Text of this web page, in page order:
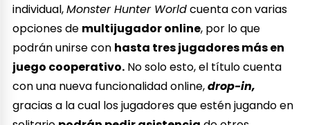
individual,Monster Hunter Worldcuenta con varias
opciones de multijugador online, por lo que
podrán unirse con hasta tres jugadores más en
juego cooperativo. No solo esto, el título cuenta
con una nueva funcionalidad online,drop-in,
gracias a la cual los jugadores que estén jugando en